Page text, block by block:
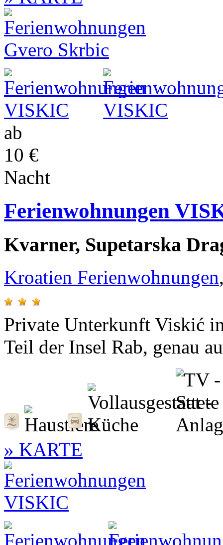
ab
10 €
Nacht
Ferienwohnungen
Kvarner, Supetarska
Kroatien Ferienwohnungen
Private Unterkunft Viskić
Teil der Insel Rab, genau
» KARTE